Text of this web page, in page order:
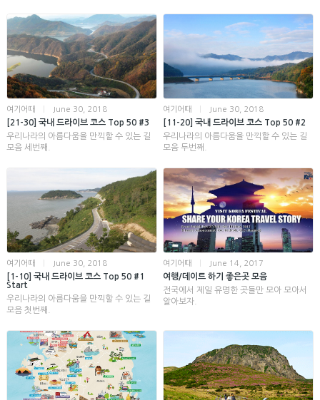
여기어때 June 30, 2018
[21-30] 국내 드라이브 코스 Top 50 #3
우리나라의 아름다움을 만끽할 수 있는 길
모음 세번째.
여기어때 June 30, 2018
[11-20] 국내 드라이브 코스 Top 50 #2
우리나라의 아름다움을 만끽할 수 있는 길
모음 두번째.
여기어때 June 30, 2018
[1-10] 국내 드라이브 코스 Top 50 #1
Start
우리나라의 아름다움을 만끽할 수 있는 길
모음 첫번째.
여기어때 June 14, 2017
여행/데이트 하기 좋은곳 모음
전국에서 제일 유명한 곳들만 모아 모아서
알아보자.